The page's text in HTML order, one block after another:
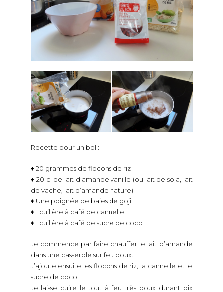
Recette pour un bol :
♦ 20 grammes de flocons de riz
♦ 20 cl de lait d’amande vanille (ou lait de soja, lait
de vache, lait d’amande nature)
♦ Une poignée de baies de goji
♦ 1 cuillère à café de cannelle
♦ 1 cuillère à café de sucre de coco
Je commence par faire chauffer le lait d’amande
dans une casserole sur feu doux.
J’ajoute ensuite les flocons de riz, la cannelle et le
sucre de coco.
Je laisse cuire le tout à feu très doux durant dix